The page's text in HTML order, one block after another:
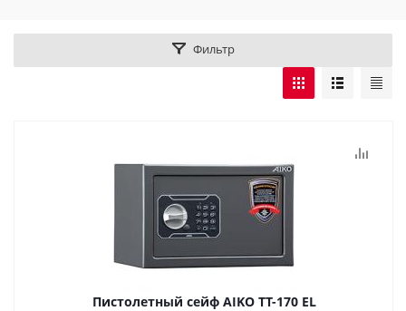
Фильтр
Пистолетный сейф AIKO ТТ-170 EL